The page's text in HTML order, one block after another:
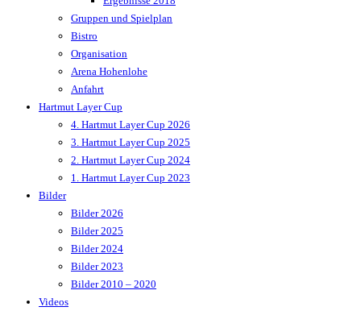
Gruppen und Spielplan
Bistro
Organisation
Arena Hohenlohe
Anfahrt
Hartmut Layer Cup
4. Hartmut Layer Cup 2026
3. Hartmut Layer Cup 2025
2. Hartmut Layer Cup 2024
1. Hartmut Layer Cup 2023
Bilder
Bilder 2026
Bilder 2025
Bilder 2024
Bilder 2023
Bilder 2010 – 2020
Videos